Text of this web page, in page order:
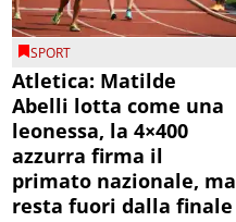
SPORT
Atletica: Matilde
Abelli lotta come una
leonessa, la 4×400
azzurra firma il
primato nazionale, ma
resta fuori dalla finale